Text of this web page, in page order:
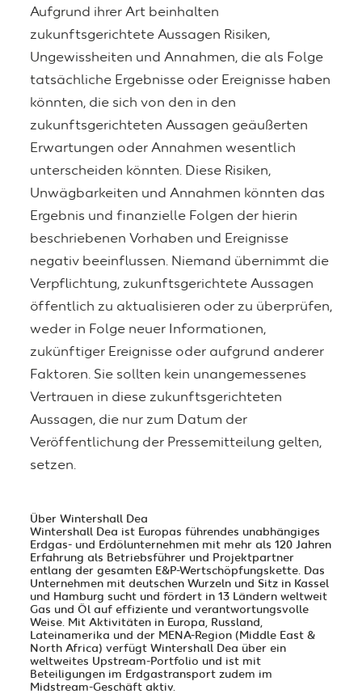
Aufgrund ihrer Art beinhalten
zukunftsgerichtete Aussagen Risiken,
Ungewissheiten und Annahmen, die als Folge
tatsächliche Ergebnisse oder Ereignisse haben
könnten, die sich von den in den
zukunftsgerichteten Aussagen geäußerten
Erwartungen oder Annahmen wesentlich
unterscheiden könnten. Diese Risiken,
Unwägbarkeiten und Annahmen könnten das
Ergebnis und finanzielle Folgen der hierin
beschriebenen Vorhaben und Ereignisse
negativ beeinflussen. Niemand übernimmt die
Verpflichtung, zukunftsgerichtete Aussagen
öffentlich zu aktualisieren oder zu überprüfen,
weder in Folge neuer Informationen,
zukünftiger Ereignisse oder aufgrund anderer
Faktoren. Sie sollten kein unangemessenes
Vertrauen in diese zukunftsgerichteten
Aussagen, die nur zum Datum der
Veröffentlichung der Pressemitteilung gelten,
setzen.
Über Wintershall Dea
Wintershall Dea ist Europas führendes unabhängiges
Erdgas- und Erdölunternehmen mit mehr als 120 Jahren
Erfahrung als Betriebsführer und Projektpartner
entlang der gesamten E&P-Wertschöpfungskette. Das
Unternehmen mit deutschen Wurzeln und Sitz in Kassel
und Hamburg sucht und fördert in 13 Ländern weltweit
Gas und Öl auf effiziente und verantwortungsvolle
Weise. Mit Aktivitäten in Europa, Russland,
Lateinamerika und der MENA-Region (Middle East &
North Africa) verfügt Wintershall Dea über ein
weltweites Upstream-Portfolio und ist mit
Beteiligungen im Erdgastransport zudem im
Midstream-Geschäft aktiv.